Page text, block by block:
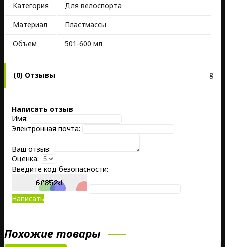
Kатегория
Для велоспорта
Материал
Пластмассы
Объем
501-600 мл
(0) Отзывы
Написать отзыв
Имя:
Электронная почта:
Ваш отзыв:
Оценка:
Введите код безопасности:
Написать
Похожие товары